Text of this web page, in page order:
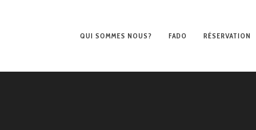
QUI SOMMES NOUS? FADO RÉSERVATION